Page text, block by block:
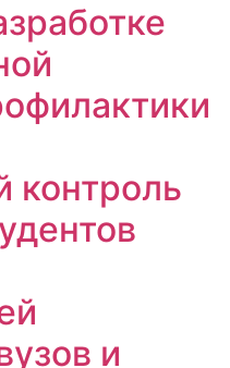
контроль
и